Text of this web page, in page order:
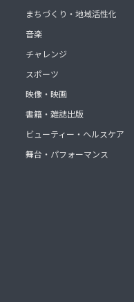
まちづくり・地域活性化
音楽
チャレンジ
スポーツ
映像・映画
書籍・雑誌出版
ビューティー・ヘルスケア
舞台・パフォーマンス